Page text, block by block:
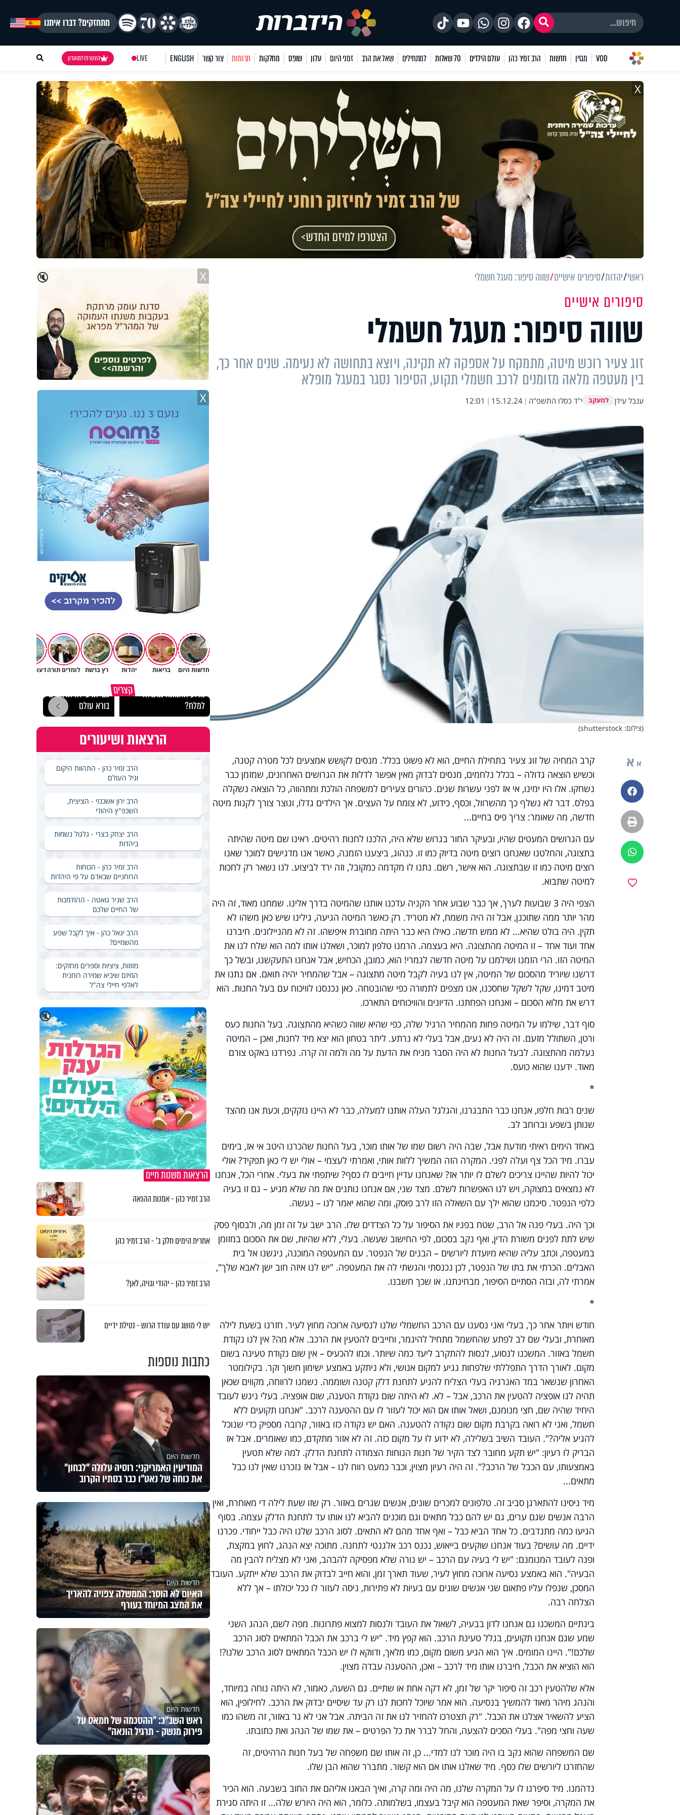
מתחזקים? דברו איתנו
VOD מגזין חדשות הרב זמיר כהן עולם הילדים 70 שאלות למתחילים שאל את הרב זמני היום עלון שופס מחלקות תרומות צור קשר ENGLISH
LIVE הצטרפו למועדון
X
ראשי יהדות סיפורים אישיים שווה סיפור: מעגל חשמלי
סיפורים אישיים
שווה סיפור: מעגל חשמלי
זוג צעיר רוכש מיטה, מתמקח על אספקה לא תקינה, ויוצא בתחושה לא נעימה. שנים אחר כך,
בין מעטפה מלאה מזומנים לרכב חשמלי תקוע, הסיפור נסגר במעגל מופלא
ענבל עידן למעקב י"ד כסלו התשפ"ה |
15.12.24
|
12:01
(צילום: shutterstock)
א א
פייסבוק
הדפסה
ווטסאפ
קרב המחיה של זוג צעיר בתחילת החיים, הוא לא פשוט בכלל. מנסים לקושש אמצעים לכל מטרה קטנה,
וכשיש הוצאה גדולה – בכלל נלחמים, מנסים לבדוק מאין אפשר לדלות את הגרושים האחרונים, שמזמן כבר
נשחקו. אלו היו ימינו, אי אז לפני עשרות שנים. כהורים צעירים למשפחה הולכת ומתהווה, כל הוצאה נשקלה
בפלס. דבר לא נשלף כך מהשרוול, וכסף, כידוע, לא צומח על העצים. אך הילדים גדלו, ונוצר צורך לקנות מיטה
חדשה, מה שאומר: צריך פיס בחיים...
עם הגרושים המעטים שהיו, ובעיקר החור בגרוש שלא היה, הלכנו לחנות רהיטים. ראינו שם מיטה שהיתה
בתצוגה, והחלטנו שאנחנו רוצים מיטה בדיוק כמו זו. כנהוג, ביצענו הזמנה, כאשר אנו מדגישים למוכר שאנו
רוצים מיטה כמו זו שבתצוגה. הוא אישר, רשם. נתנו לו מקדמה כמקובל, וזה ירד לביצוע. לנו נשאר רק לחכות
למיטה שתבוא.
הצפי היה 3 שבועות לערך, אך כבר שבוע אחר הקניה עדכנו אותנו שהמיטה בדרך אלינו. שמחנו מאוד, זה היה
מהר יותר ממה שתוכנן, אבל זה היה משמח, לא מטריד. רק כאשר המיטה הגיעה, גילינו שיש כאן משהו לא
תקין. היה בולט שהיא... לא ממש חדשה. כאילו היא כבר היתה מחוברת איפשהו. זה לא מהניילונים. חיברנו
אחד ועוד אחד – זו המיטה מהתצוגה. היא בעצמה. הרמנו טלפון למוכר, ושאלנו אותו למה הוא שלח לנו את
המיטה הזו. הרי הזמנו ושילמנו על מיטה חדשה לגמרי! הוא, כמובן, הכחיש, אבל אנחנו התעקשנו, ובשל כך
דרשנו שיוריד מהסכום של המיטה, אין לנו בעיה לקבל מיטה מתצוגה – אבל שהמחיר יהיה תואם. אם נתנו את
מיטב דמינו, שקל לשקל שחסכנו, אנו מצפים לתמורה כפי שהובטחה. כאן נכנסנו לוויכוח עם בעל החנות. הוא
דרש את מלוא הסכום – ואנחנו הפחתנו. הדיונים והוויכוחים התארכו.
סוף דבר, שילמו על המיטה פחות מהמחיר הרגיל שלה, כפי שהיא שווה כשהיא מהתצוגה. בעל החנות כעס
ורטן, השתולל מזעם. זה היה לא נעים, אבל בעלי לא נרתע. ליתר בטחון הוא יצא מיד לחנות, ואכן – המיטה
נעלמה מהתצוגה. לבעל החנות לא היה הסבר מניח את הדעת על מה ולמה זה קרה. נפרדנו באקט צורם
מאוד. ידענו שהוא כועס.
*
שנים רבות חלפו, אנחנו כבר התבגרנו, והגלגל העלה אותנו למעלה, כבר לא היינו נזקקים, וכעת אנו מהצד
שנותן בשפע וברוחב לב.
באחד הימים ראיתי מודעת אבל, שבה היה רשום שמו של אותו מוכר, בעל החנות שהכרנו היטב אי אז, בימים
עברו. מיד הכל צף ועלה לפני. המקרה הזה המשיך ללוות אותי, ואמרתי לעצמי – אולי יש לי כאן תפקיד? אולי
יכול להיות שהיינו צריכים לשלם לו יותר אז? שאנחנו עדיין חייבים לו כסף? שיתפתי את בעלי. אחרי הכל, אנחנו
לא נמצאים במצוקה, ויש לנו האפשרות לשלם. מצד שני, אם אנחנו נותנים את מה שלא מגיע – גם זו בעיה
כלפי הנפטר. סיכמנו שהוא ילך עם השאלה הזו לרב פוסק, ומה שהוא יאמר לנו – נעשה.
וכך היה. בעלי פנה אל הרב, שטח בפניו את הסיפור על כל הצדדים שלו. הרב ישב על זה זמן מה, ולבסוף פסק
שיש לתת לפנים משורת הדין, ואף נקב בסכום, לפי החישוב שעשה. בעלי, ללא שהיות, שם את הסכום במזומן
במעטפה, וכתב עליה שהיא מיועדת ליורשים – הבנים של הנפטר. עם המעטפה המוכנה, ניגשנו אל בית
האבלים. הכרתי את בתו של הנפטר, לכן נכנסתי והגשתי לה את המעטפה. "יש לנו איזה חוב ישן לאבא שלך",
אמרתי לה, ובזה הסתיים הסיפור, מבחינתנו. או שכך חשבנו.
*
חודש ויותר אחר כך, בעלי ואני נסענו עם הרכב החשמלי שלנו לנסיעה ארוכה מחוץ לעיר. חזרנו בשעת לילה
מאוחרת, ובעלי שם לב לפתע שהחשמל מתחיל להיגמר, וחייבים להטעין את הרכב. אלא מה? אין לנו נקודת
חשמל באזור. המשכנו לנסוע, לנסות להתקרב ליעד כמה שיותר. וכמו להכעיס – אין שום נקודת טעינה בשום
מקום. לאורך הדרך התפללתי שלפחות נגיע למקום אנושי, ולא ניתקע באמצע ישימון חשוך וקר. בקילומטר
האחרון שנשאר במד האנרגיה בעלי הצליח להגיע לתחנת דלק קטנה ושוממה. נשמנו לרווחה, מקווים שכאן
תהיה לנו אופציה להטעין את הרכב, אבל – לא. לא היתה שום נקודת הטענה, שום אופציה. בעלי ניגש לעובד
היחיד שהיה שם, חצי מנומנם, ושאל אותו אם הוא יכול לעזור לו עם ההטענה לרכב. "אנחנו תקועים ללא
חשמל, ואני לא רואה בקרבת מקום שום נקודה להטענה. האם יש נקודה כזו באזור, קרובה מספיק כדי שנוכל
להגיע אליה?". העובד השיב בשלילה, לא ידוע לו על מקום כזה. זה לא אזור מתקדם, כמו שאומרים. אבל אז
הבריק לו רעיון: "יש תקע מחובר לצד הקיר של חנות הנוחות הצמודה לתחנת הדלק. למה שלא תטעין
באמצעותו, עם הכבל של הרכב?". זה היה רעיון מצוין, וכבר כמעט רווח לנו – אבל אז נזכרנו שאין לנו כבל
מתאים...
מיד ניסינו להתארגן סביב זה. טלפונים למכרים שונים, אנשים שגרים באזור. רק שזו שעת לילה די מאוחרת, ואין
הרבה אנשים שגם ערים, גם יש להם כבל מתאים וגם מוכנים להביא לנו אותו עד לתחנת הדלק עצמה. בסוף
הגיעו כמה מתנדבים. כל אחד הביא כבל – ואף אחד מהם לא התאים. לסוג הרכב שלנו היה כבל ייחודי. פכרנו
ידיים. מה עושים? בעוד אנחנו שוקעים בייאוש, נכנס רכב אלגנטי לתחנה. מתוכה יצא הנהג, לחוץ במקצת,
ופנה לעובד המנומנם: "יש לי בעיה עם הרכב – יש נורה שלא מפסיקה להבהב, ואני לא מצליח להבין מה
הבעיה". הוא באמצע נסיעה ארוכה מחוץ לעיר, שעוד תארך זמן, והוא חייב לבדוק את הרכב שלא ייתקע. העובד
המסכן, שנפלו עליו פתאום שני אנשים שונים עם בעיות לא פתירות, ניסה לעזור לו ככל יכולתו – אך ללא
הצלחה רבה.
בינתיים המשכנו גם אנחנו לדון בבעיה, לשאול את העובד ולנסות למצוא פתרונות. מפה לשם, הנהג השני
שמע שגם אנחנו תקועים, בגלל טעינת הרכב. הוא קפץ מיד. "יש לי ברכב את הכבל המתאים לסוג הרכב
שלכם!". היינו המומים. איך הוא הגיע משום מקום, כמו מלאך, ודווקא לו יש הכבל המתאים לסוג הרכב שלנו?!
הוא הוציא את הכבל, חיברנו אותו מיד לרכב – ואכן, ההטענה עבדה מצוין.
אלא שלהטעין רכב זה סיפור יקר של זמן, לא דקה אחת או שתיים. גם השעה, כאמור, לא היתה נוחה במיוחד,
והנהג מיהר מאוד להמשיך בנסיעה. הוא אמר שיוכל לחכות לנו רק עד שיסיים יבדוק את הרכב. לחילופין, הוא
הציע להשאיר אצלנו את הכבל. "רק תצטרכו להחזיר לנו את זה הביתה. אבל אני לא גר באזור, זה משהו כמו
שעה וחצי מפה". בעלי הסכים להצעה, והחל לברר את כל הפרטים – את שמו של הנהג ואת כתובתו.
שם המשפחה שהוא נקב בו היה מוכר לנו למדי... כן, זה אותו שם משפחה של בעל חנות הרהיטים, זה
שהחזרנו ליורשים שלו כסף. מיד שאלנו אותו אם הוא קשור. מתברר שהוא הבן שלו.
נדהמנו. מיד סיפרנו לו על המקרה שלנו, מה היה ומה קרה, ואיך הבאנו אליהם את החוב בשבעה. הוא הכיר
את המקרה, וסיפר שאת המעטפה הוא קיבל בעצמו, בשלמותה. כלומר, הוא היה היורש שלה... זו היתה סגירת
🔇 X
X
חדשות היום בריאות יהדות רץ ברשת לומדים תורהדעות וטורים
קצרים
מדוע האמונה נמשלה
למלח?
גם ׳הרע׳ זה הרחמים של
בורא עולם
הרצאות ושיעורים
הרב זמיר כהן - התהוות היקום
וגיל העולם
הרב ירון אשכנזי - הציצית,
השכפ"ץ היהודי
הרב יצחק בצרי - גלגול נשמות
ביהדות
הרב זמיר כהן - הכוחות
הרוחניים שבאדם על פי היהדות
הרב שניר גואטה - ההזדמנות
של החיים שלכם
הרב יגאל כהן - איך לקבל שפע
מהשמיים?
מזוזות, ציציות וספרים מחזקים:
המיזם שיביא שמירה רוחנית
לאלפי חיילי צה"ל
🔇 X
הרצאות משנות חיים
הרב זמיר כהן - אמנות ההנאה
אחרית הימים חלק ב’ - הרב זמיר כהן
הרב זמיר כהן - יהודי וגויה, לאן?
יש לי מושג עם עודד הרוש - נטילת ידיים
כתבות נוספות
חדשות היום
המודיעין האמריקני: רוסיה עלולה "לבחון"
את כוחה של נאט"ו כבר בסתיו הקרוב
חדשות היום
האיום לא הוסר: הממשלה צפויה להאריך
את המצב המיוחד בעורף
חדשות היום
ראש השב"כ: "ההסכמה של חמאס על
פירוק מנשק - תרגיל הונאה"